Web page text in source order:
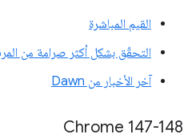
القيم المباشرة
التحقّق بشكل أكثر صرامة من
آخر الأخبار من Dawn
Chrome 147-148